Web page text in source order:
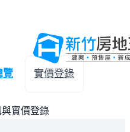
覽 實價登錄
與實價登錄